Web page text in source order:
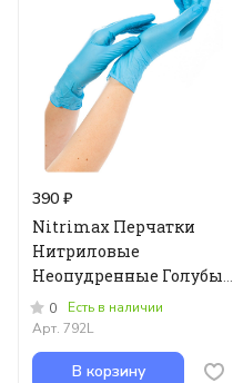
390 ₽
Nitrimax Перчатки
Нитриловые
Неопудренные Голубые
размер - L - 100шт
0
Есть в наличии
Арт. 792L
В корзину